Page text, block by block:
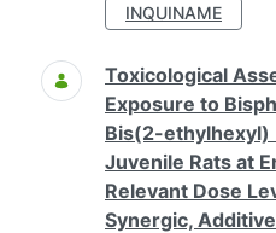
INQUINAME
Toxicological
Exposure to
Bis(2-ethylhexyl)
Juvenile Rats at
Relevant Dose
Synergic,